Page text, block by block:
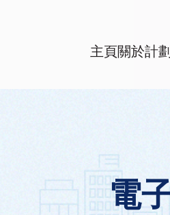
主頁關於計
電